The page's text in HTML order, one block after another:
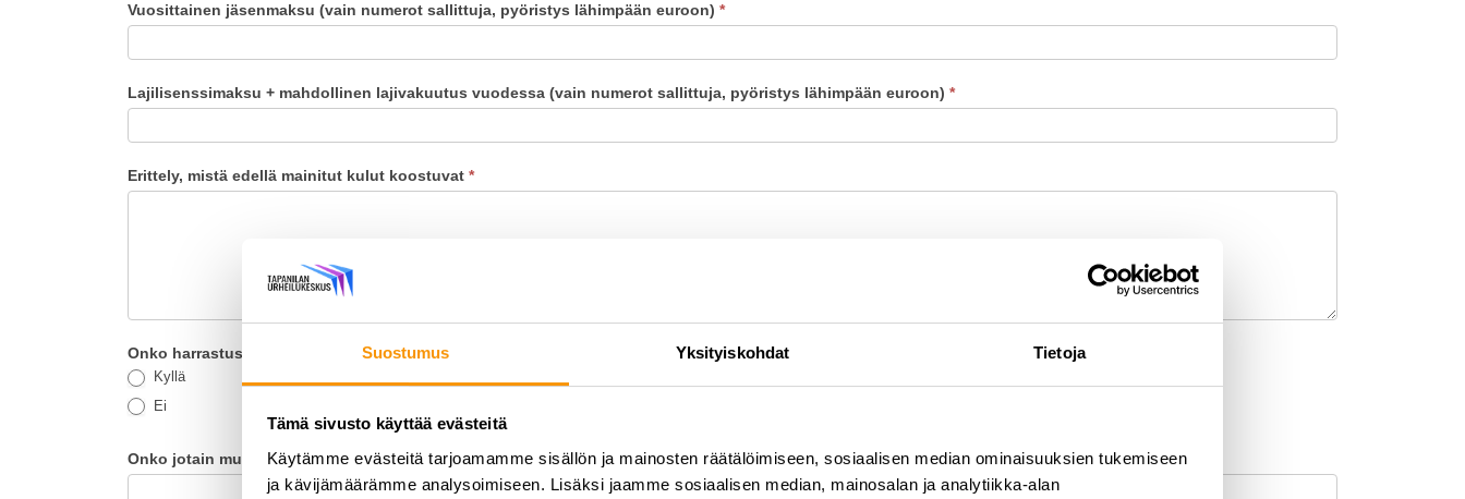
Suostumus Yksityiskohdat Tietoja
Tämä sivusto käyttää evästeitä
Käytämme evästeitä tarjoamamme sisällön ja mainosten räätälöimiseen, sosiaalisen median ominaisuuksien tukemiseen
ja kävijämäärämme analysoimiseen. Lisäksi jaamme sosiaalisen median, mainosalan ja analytiikka-alan
Vuosittainen jäsenmaksu (vain numerot sallittuja, pyöristys lähimpään euroon) *
Lajilisenssimaksu + mahdollinen lajivakuutus vuodessa (vain numerot sallittuja, pyöristys lähimpään euroon) *
Erittely, mistä edellä mainitut kulut koostuvat *
Onko harrastus ikäluokan edustusjoukkueessa tai maajoukkuepolulla
Kyllä
Ei
Onko jotain muuta tietoa, mitä toivoisit, että hakemuksessasi huomioidaan?